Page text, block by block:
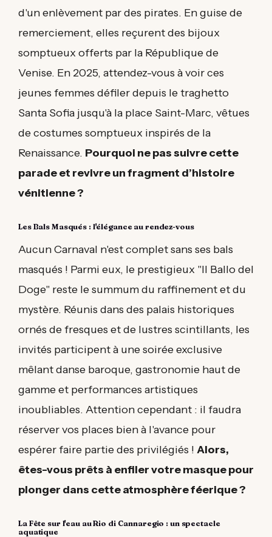
d'un enlèvement par des pirates. En guise de
remerciement, elles reçurent des bijoux
somptueux offerts par la République de
Venise. En 2025, attendez-vous à voir ces
jeunes femmes défiler depuis le traghetto
Santa Sofia jusqu'à la place Saint-Marc, vêtues
de costumes somptueux inspirés de la
Renaissance. Pourquoi ne pas suivre cette
parade et revivre un fragment d’histoire
vénitienne ?
Les Bals Masqués : l'élégance au rendez-vous
Aucun Carnaval n'est complet sans ses bals
masqués ! Parmi eux, le prestigieux "Il Ballo del
Doge" reste le summum du raffinement et du
mystère. Réunis dans des palais historiques
ornés de fresques et de lustres scintillants, les
invités participent à une soirée exclusive
mêlant danse baroque, gastronomie haut de
gamme et performances artistiques
inoubliables. Attention cependant : il faudra
réserver vos places bien à l'avance pour
espérer faire partie des privilégiés ! Alors,
êtes-vous prêts à enfiler votre masque pour
plonger dans cette atmosphère féerique ?
La Fête sur l'eau au Rio di Cannaregio : un spectacle
aquatique